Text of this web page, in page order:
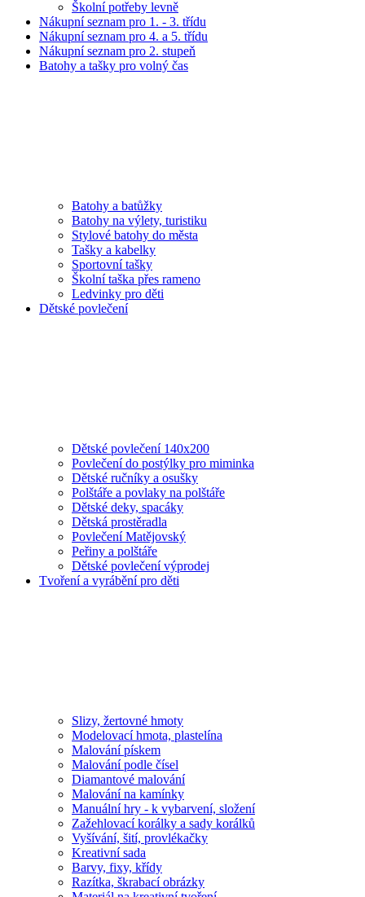
Školní potřeby levně
Nákupní seznam pro 1. - 3. třídu
Nákupní seznam pro 4. a 5. třídu
Nákupní seznam pro 2. stupeň
Batohy a tašky pro volný čas
Batohy a batůžky
Batohy na výlety, turistiku
Stylové batohy do města
Tašky a kabelky
Sportovní tašky
Školní taška přes rameno
Ledvinky pro děti
Dětské povlečení
Dětské povlečení 140x200
Povlečení do postýlky pro miminka
Dětské ručníky a osušky
Polštáře a povlaky na polštáře
Dětské deky, spacáky
Dětská prostěradla
Povlečení Matějovský
Peřiny a polštáře
Dětské povlečení výprodej
Tvoření a vyrábění pro děti
Slizy, žertovné hmoty
Modelovací hmota, plastelína
Malování pískem
Malování podle čísel
Diamantové malování
Malování na kamínky
Manuální hry - k vybarvení, složení
Zažehlovací korálky a sady korálků
Vyšívání, šití, provlékačky
Kreativní sada
Barvy, fixy, křídy
Razítka, škrabací obrázky